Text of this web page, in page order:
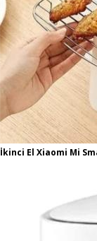
İkinci El Xiaomi Mi